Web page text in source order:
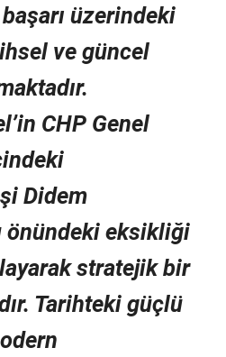
üzerindeki
ve güncel
CHP Genel
Didem
önündeki eksikliği
stratejik bir
Tarihteki güçlü